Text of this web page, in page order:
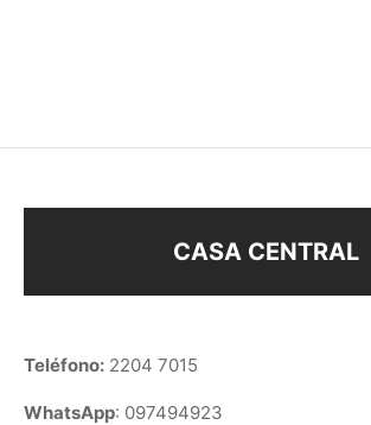
CASA CENTRAL
Teléfono: 2204 7015
WhatsApp: 097494923